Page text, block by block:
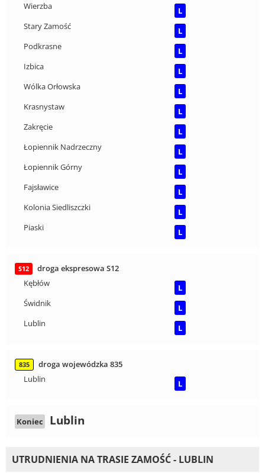
Wierzba
L
Stary Zamość
L
Podkrasne
L
Izbica
L
Wólka Orłowska
L
Krasnystaw
L
Zakręcie
L
Łopiennik Nadrzeczny
L
Łopiennik Górny
L
Fajsławice
L
Kolonia Siedliszczki
L
Piaski
L
S12
droga ekspresowa S12
Kębłów
L
Świdnik
L
Lublin
L
835
droga wojewódzka 835
Lublin
L
Koniec Lublin
UTRUDNIENIA NA TRASIE ZAMOŚĆ - LUBLIN